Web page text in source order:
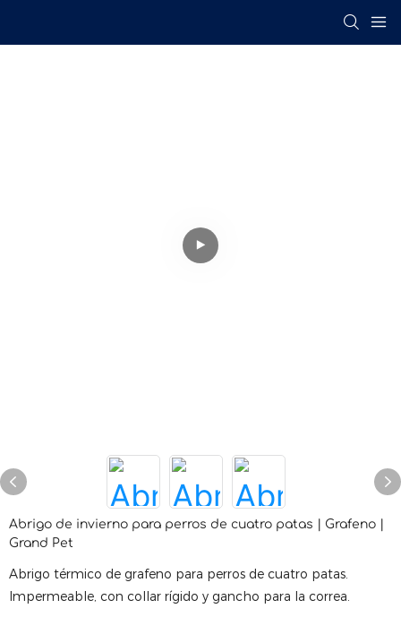
Abrigo de invierno para perros de cuatro patas | Grafeno |
Grand Pet
Abrigo térmico de grafeno para perros de cuatro patas.
Impermeable, con collar rígido y gancho para la correa.